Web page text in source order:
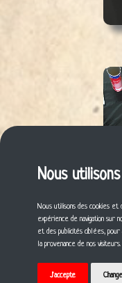
Nous
Nous utilisons des cookies et
expérience de navigation sur
et des publicités ciblées,
la provenance de nos visiteurs.
J'accepte
Laisser